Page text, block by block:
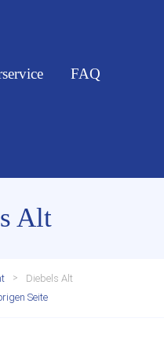
FAQ
Alt
Diebels Alt
Seite